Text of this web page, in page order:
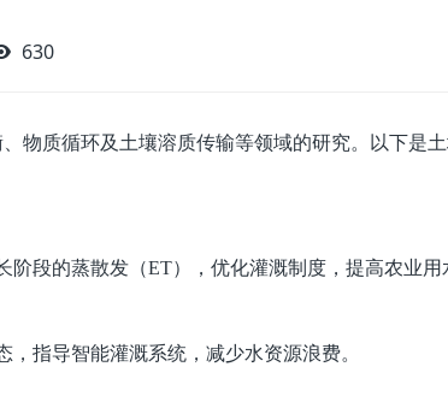
630
物质循环及土壤溶质传输等领域的研究。以下是
阶段的蒸散发（ET），优化灌溉制度，提高农业用
指导智能灌溉系统，减少水资源浪费。